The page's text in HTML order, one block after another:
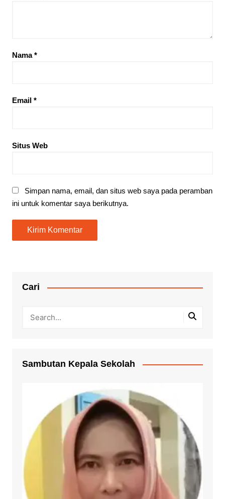
Nama*
Email *
Situs Web
Simpan nama, email, dan situs web saya pada peramban
ini untuk komentar saya berikutnya.
Cari
Sambutan Kepala Sekolah